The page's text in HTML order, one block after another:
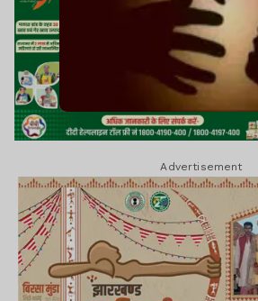
Advertisement